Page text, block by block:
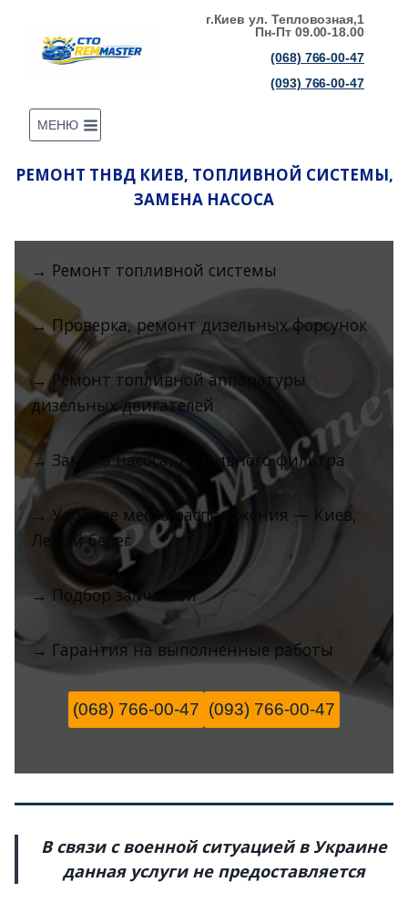
содержимому
г.Киев ул. Тепловозная,1
Пн-Пт 09.00-18.00
(068) 766-00-47
(093) 766-00-47
МЕНЮ
РЕМОНТ ТНВД КИЕВ, ТОПЛИВНОЙ СИСТЕМЫ,
ЗАМЕНА НАСОСА
→ Ремонт топливной системы
→ Проверка, ремонт дизельных форсунок
→ Ремонт топливной аппаратуры
дизельных двигателей
→ Замена насоса, топливного фильтра
→ Удобное место расположения — Киев,
Левый берег
→ Подбор запчастей
→ Гарантия на выполненные работы
(068) 766-00-47 (093) 766-00-47
В связи с военной ситуацией в Украине
данная услуги не предоставляется